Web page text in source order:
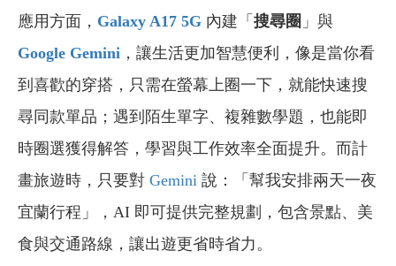
應用方面， Galaxy A17 5G 內建「 搜尋圈 」與
Google Gemini ，讓生活更加智慧便利，像是當你看
到喜歡的穿搭，只需在螢幕上圈一下，就能快速搜
尋同款單品；遇到陌生單字、複雜數學題，也能即
時圈選獲得解答，學習與工作效率全面提升。而計
畫旅遊時，只要對 Gemini 說：「幫我安排兩天一夜
宜蘭行程」，AI 即可提供完整規劃，包含景點、美
食與交通路線，讓出遊更省時省力。